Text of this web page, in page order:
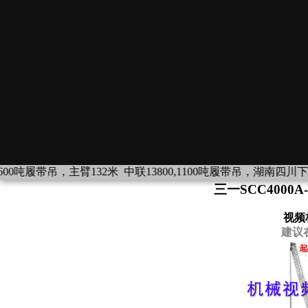
主臂132米 中联13800,1100吨履带吊，湖南四川下线待租，
三一
视频
建议